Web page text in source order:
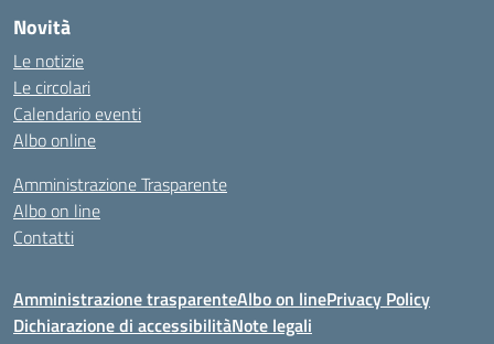
Novità
Le notizie
Le circolari
Calendario eventi
Albo online
Amministrazione Trasparente
Albo on line
Contatti
Amministrazione trasparenteAlbo on linePrivacy Policy
Dichiarazione di accessibilitàNote legali